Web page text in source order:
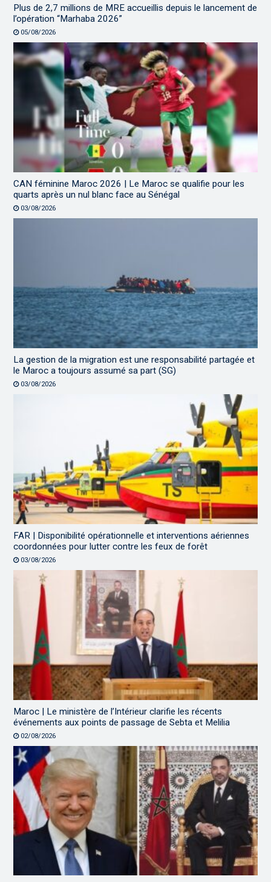
Plus de 2,7 millions de MRE accueillis depuis le lancement de
l’opération “Marhaba 2026”
05/08/2026
CAN féminine Maroc 2026 | Le Maroc se qualifie pour les
quarts après un nul blanc face au Sénégal
03/08/2026
La gestion de la migration est une responsabilité partagée et
le Maroc a toujours assumé sa part (SG)
03/08/2026
FAR | Disponibilité opérationnelle et interventions aériennes
coordonnées pour lutter contre les feux de forêt
03/08/2026
Maroc | Le ministère de l’Intérieur clarifie les récents
événements aux points de passage de Sebta et Melilia
02/08/2026